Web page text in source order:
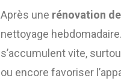
Après une rénovation
nettoyage
s’accumulent vite,
ou encore favoriser